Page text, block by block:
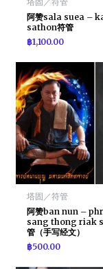
塔固／符管
阿赞sala suea –
sathon符管
฿1,100.00
塔固／符管
阿赞ban nun –
sang thong riak
管（手写经文）
฿500.00